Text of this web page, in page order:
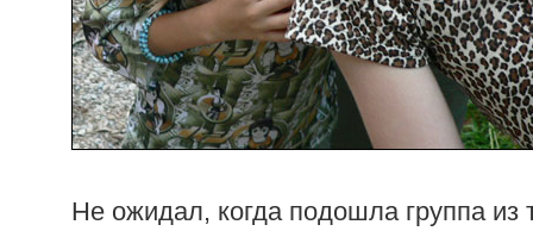
Не ожидал, когда подошла группа из